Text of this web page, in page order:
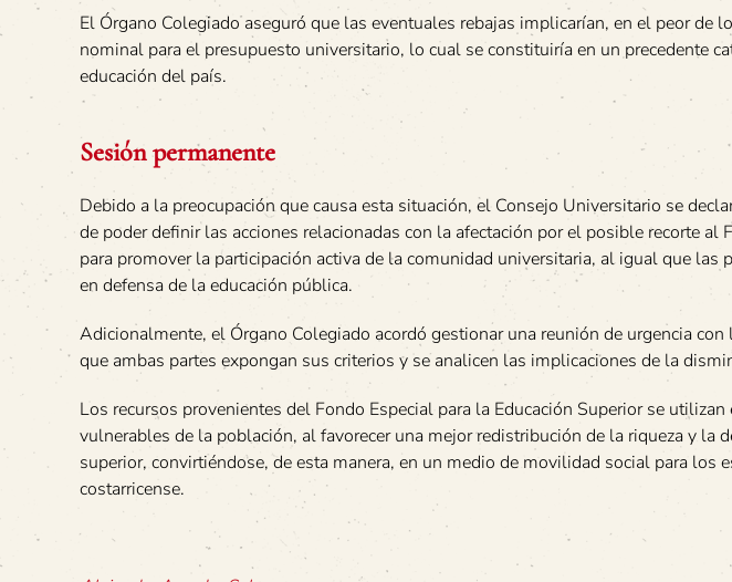
El Órgano Colegiado aseguró que las eventuales rebajas implicarían, en el peor de
nominal para el presupuesto universitario, lo cual se constituiría en un precedente
educación del país.
Sesión permanente
Debido a la preocupación que causa esta situación, el Consejo Universitario se
de poder definir las acciones relacionadas con la afectación por el posible recorte al
para promover la participación activa de la comunidad universitaria, al igual que las
en defensa de la educación pública.
Adicionalmente, el Órgano Colegiado acordó gestionar una reunión de urgencia
que ambas partes expongan sus criterios y se analicen las implicaciones de la
Los recursos provenientes del Fondo Especial para la Educación Superior se
vulnerables de la población, al favorecer una mejor redistribución de la riqueza y la
superior, convirtiéndose, de esta manera, en un medio de movilidad social para los
costarricense.